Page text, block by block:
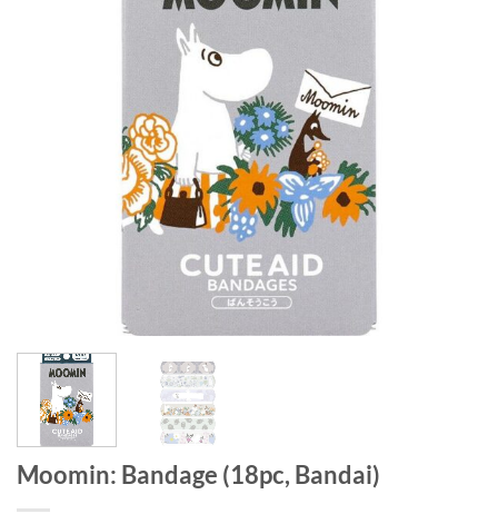
Moomin: Bandage (18pc, Bandai)